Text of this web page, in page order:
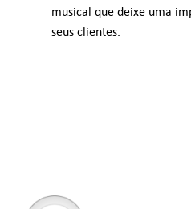
musical que deixe uma
seus clientes.